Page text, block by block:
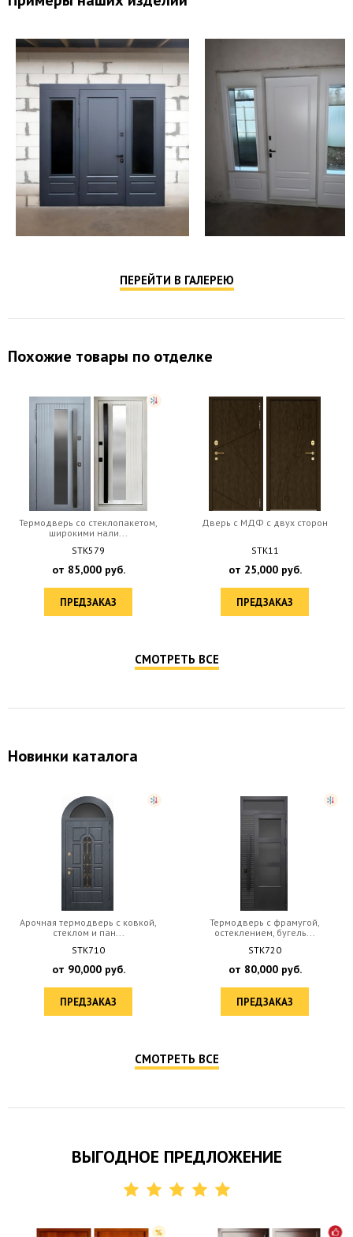
ПЕРЕЙТИ В ГАЛЕРЕЮ
Похожие товары по отделке
Термодверь со стеклопакетом,
широкими нали...
STK579
от 85,000руб.
ПРЕДЗАКАЗ
Дверь c МДФ с двух сторон
STK11
от 25,000руб.
ПРЕДЗАКАЗ
СМОТРЕТЬ ВСЕ
Новинки каталога
Арочная термодверь с ковкой,
стеклом и пан...
STK710
от 90,000руб.
ПРЕДЗАКАЗ
Термодверь с фрамугой,
остеклением, бугель...
STK720
от 80,000руб.
ПРЕДЗАКАЗ
СМОТРЕТЬ ВСЕ
ВЫГОДНОЕ ПРЕДЛОЖЕНИЕ